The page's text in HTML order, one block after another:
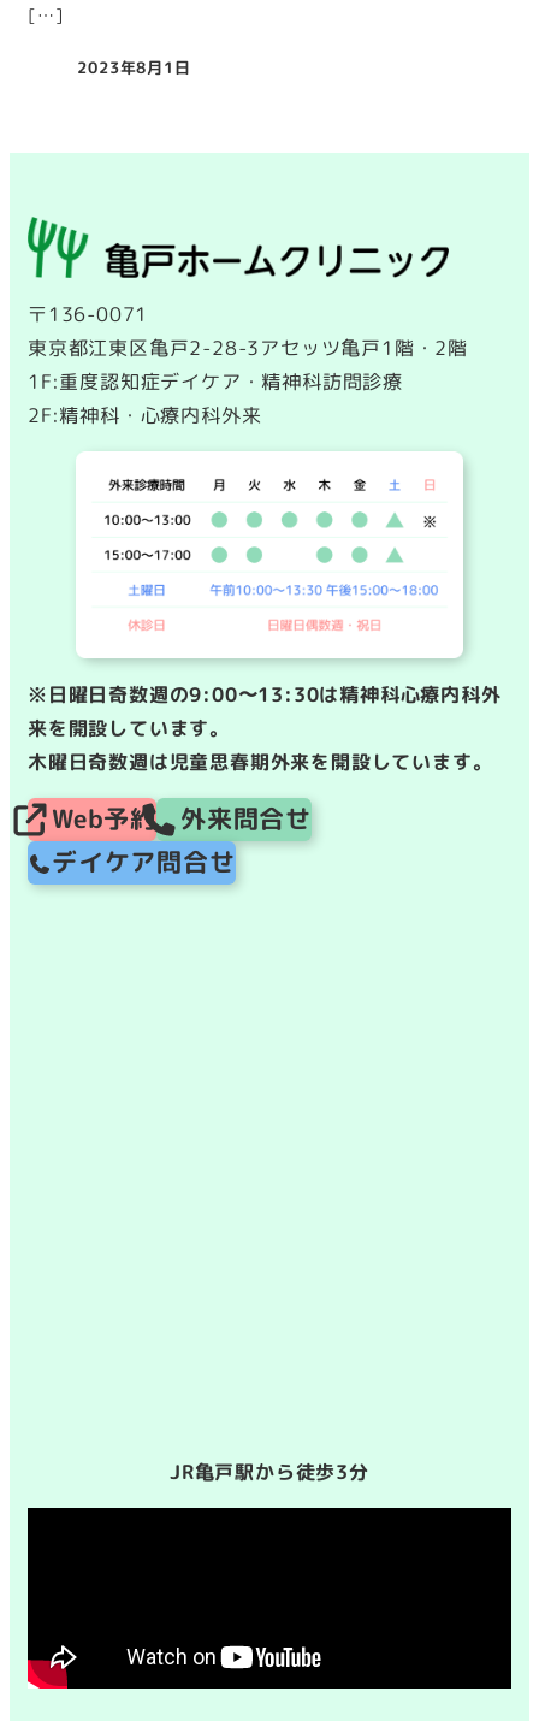
[…]
投稿日
2023年8月1日
〒136-0071
東京都江東区亀戸2-28-3アセッツ亀戸1階・2階
1F:重度認知症デイケア・精神科訪問診療
2F:精神科・心療内科外来
※日曜日奇数週の9:00〜13:30は精神科心療内科外
来を開設しています。
木曜日奇数週は児童思春期外来を開設しています。
Web予約
外来問合せ
デイケア問合せ
JR亀戸駅から徒歩3分